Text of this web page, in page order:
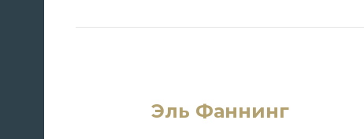
Эль Фаннинг